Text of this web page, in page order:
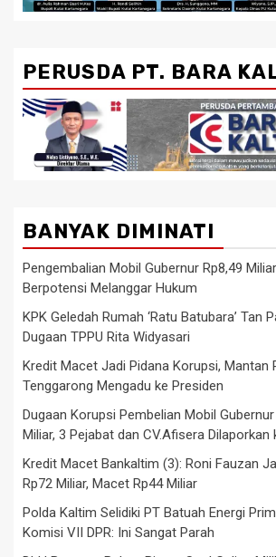
PERUSDA PT. BARA
BANYAK DIMINATI
Pengembalian Mobil Gubernur Rp8,49
Berpotensi Melanggar Hukum
KPK Geledah Rumah ‘Ratu Batubara’ Tan
Dugaan TPPU Rita Widyasari
Kredit Macet Jadi Pidana Korupsi, Mantan
Tenggarong Mengadu ke Presiden
Dugaan Korupsi Pembelian Mobil
Miliar, 3 Pejabat dan CV.Afisera Dilaporkan
Kredit Macet Bankaltim (3): Roni Fauzan
Rp72 Miliar, Macet Rp44 Miliar
Polda Kaltim Selidiki PT Batuah Energi
Komisi VII DPR: Ini Sangat Parah